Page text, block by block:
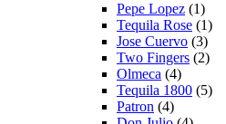
Pepe Lopez (1)
Tequila Rose (1)
Jose Cuervo (3)
Two Fingers (2)
Olmeca (4)
Tequila 1800 (5)
Patron (4)